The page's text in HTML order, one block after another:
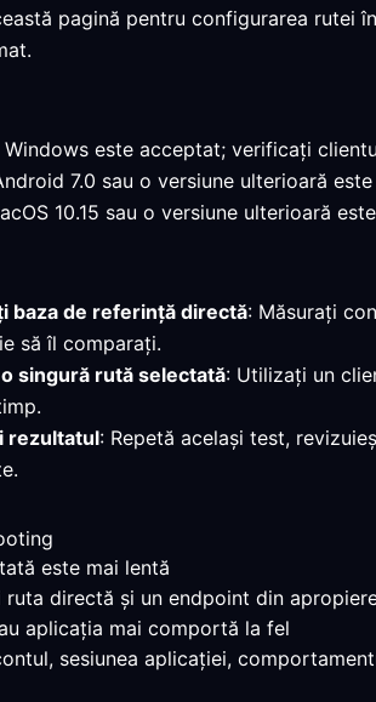
pagină pentru configurarea rutei
Windows este acceptat; verificați
7.0 sau o versiune ulterioară
10.15 sau o versiune ulterioară
baza de referință directă: Măsurați
să îl comparați.
singură rută selectată: Utilizați un
rezultatul: Repetă același test,
este mai lentă
ruta directă și un endpoint din
aplicația mai comportă la fel
sesiunea aplicației,